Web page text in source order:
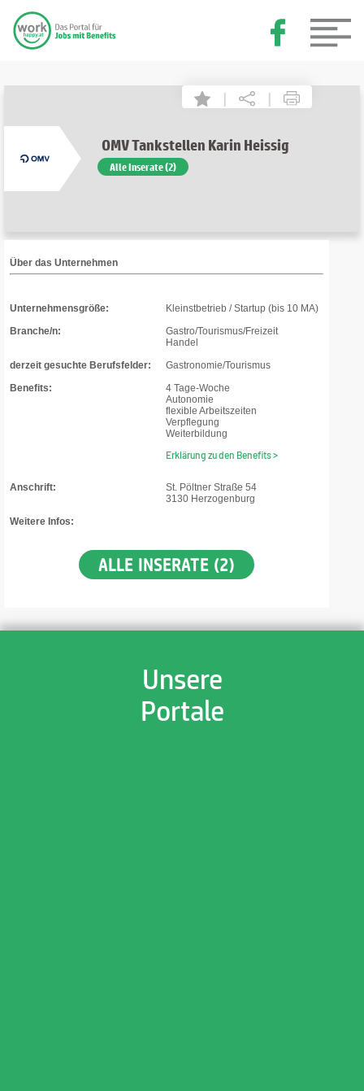
| |
OMV Tankstellen Karin Heissig
Alle Inserate (2)
Über das Unternehmen
Unternehmensgröße:
Kleinstbetrieb / Startup (bis 10 MA)
Branche/n:
Gastro/Tourismus/Freizeit
Handel
derzeit gesuchte Berufsfelder:
Gastronomie/Tourismus
Benefits:
4 Tage-Woche
Autonomie
flexible Arbeitszeiten
Verpflegung
Weiterbildung
Erklärung zu den Benefits >
Anschrift:
St. Pöltner Straße 54
3130 Herzogenburg
Weitere Infos:
ALLE INSERATE (2)
Unsere
Portale